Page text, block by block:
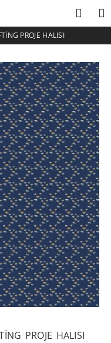
HESABIM ÜYE GIRIŞI
PROJE HALISI
PROJE HALISI